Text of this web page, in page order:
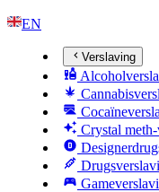
EN
Verslaving
Crystal